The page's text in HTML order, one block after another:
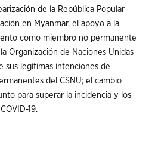
de la República Popular
en Myanmar, el apoyo a la
como miembro no permanente
Organización de Naciones Unidas
sus legítimas intenciones de
del CSNU; el cambio
para superar la incidencia y los
19.